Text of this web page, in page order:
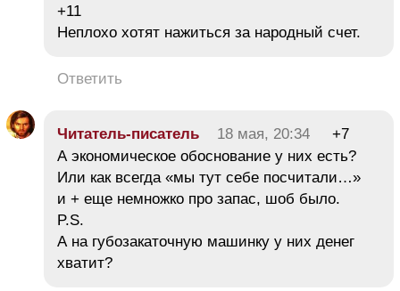
+11
Неплохо хотят нажиться за народный счет.
Ответить
Читатель-писатель 18 мая, 20:34
+7
А экономическое обоснование у них есть?
Или как всегда «мы тут себе посчитали…»
и + еще немножко про запас, шоб было.
P.S.
А на губозакаточную машинку у них денег
хватит?